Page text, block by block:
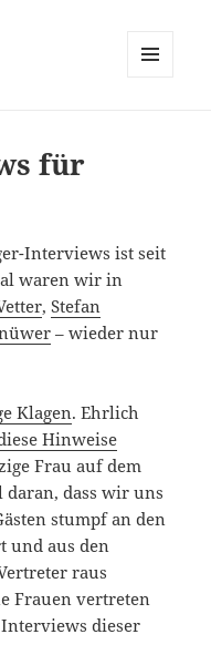
für
Interviews ist seit
waren wir in
,Stefan
– wieder nur
Klagen. Ehrlich
Hinweise
Frau auf dem
daran, dass wir uns
stumpf an den
und aus den
raus
Frauen vertreten
dieser